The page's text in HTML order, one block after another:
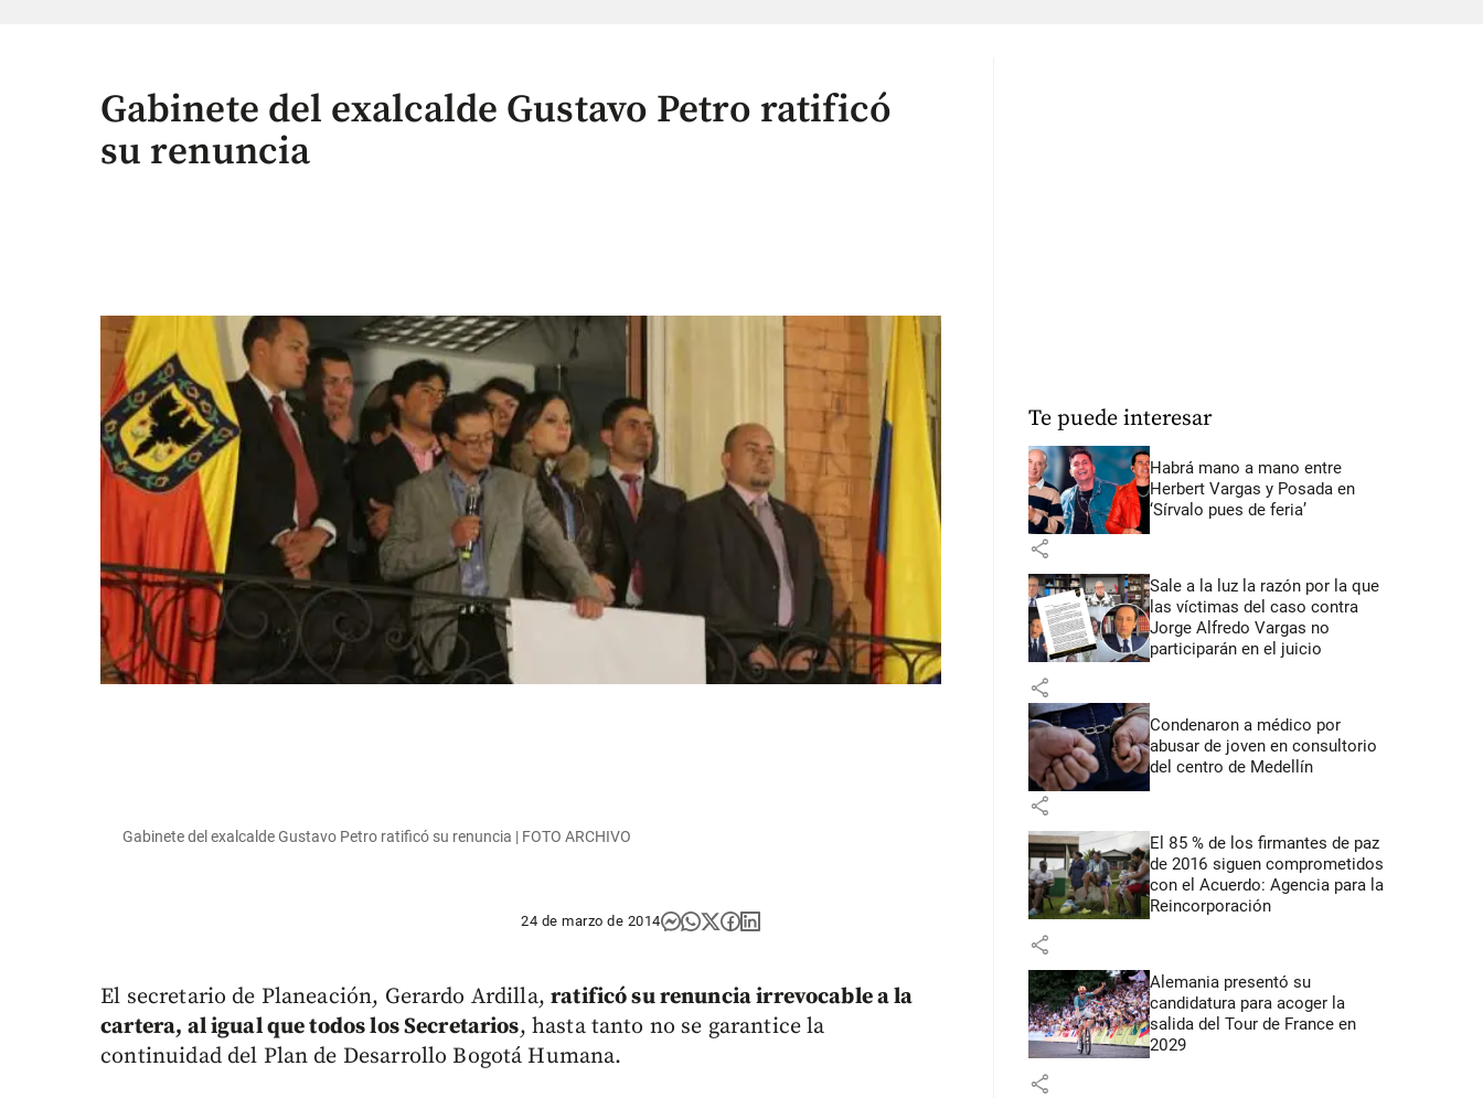
Gabinete del exalcalde Gustavo Petro ratificó
su renuncia
Gabinete del exalcalde Gustavo Petro ratificó su renuncia | FOTO ARCHIVO
24 de marzo de 2014
El secretario de Planeación, Gerardo Ardilla,ratificó su renuncia irrevocable a la
cartera, al igual que todos los Secretarios, hasta tanto no se garantice la
continuidad del Plan de Desarrollo Bogotá Humana.
Te puede interesar
Habrá mano a mano entre
Herbert Vargas y Posada en
‘Sírvalo pues de feria’
share
Sale a la luz la razón por la que
las víctimas del caso contra
Jorge Alfredo Vargas no
participarán en el juicio
share
Condenaron a médico por
abusar de joven en consultorio
del centro de Medellín
share
El 85 % de los firmantes de paz
de 2016 siguen comprometidos
con el Acuerdo: Agencia para la
Reincorporación
share
Alemania presentó su
candidatura para acoger la
salida del Tour de France en
2029
share